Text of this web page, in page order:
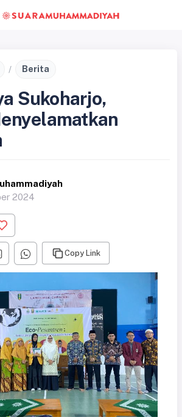
Berita
Sukoharjo,
2024
Copy Link